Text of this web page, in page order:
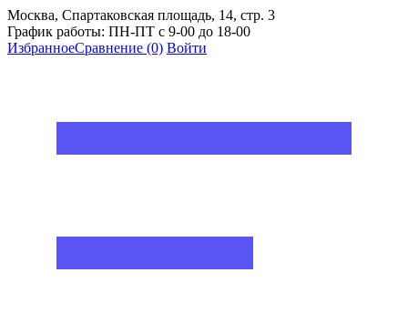
Москва, Спартаковская площадь, 14, стр. 3
График работы: ПН-ПТ с 9-00 до 18-00
ИзбранноеСравнение (0) Войти